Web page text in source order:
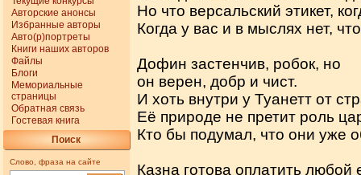
Авторские анонсы
Избранные авторы
Авто(р)портреты
Книги наших авторов
Файлы
Блоги
Мемориальные
страницы
Обратная связь
Гостевая книга
Поиск
Слово, фраза на сайте
Но что версальский этикет,
Когда у вас и в мыслях нет,
Дофин застенчив, робок, но
он верен, добр и чист.
И хоть внутри у Туанетт от
Её природе не претит роль
Кто бы подумал, что они уже
Казна готова оплатить любой